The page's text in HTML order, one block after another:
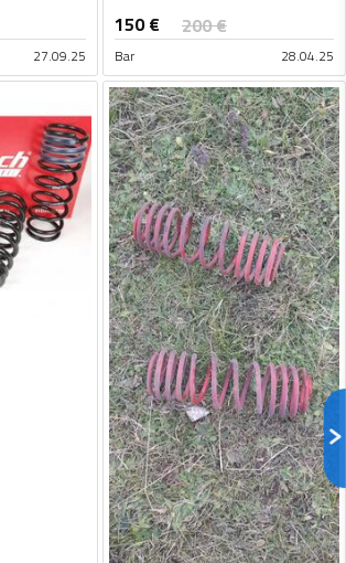
27.09.25
150€ 200€
Bar 28.04.25